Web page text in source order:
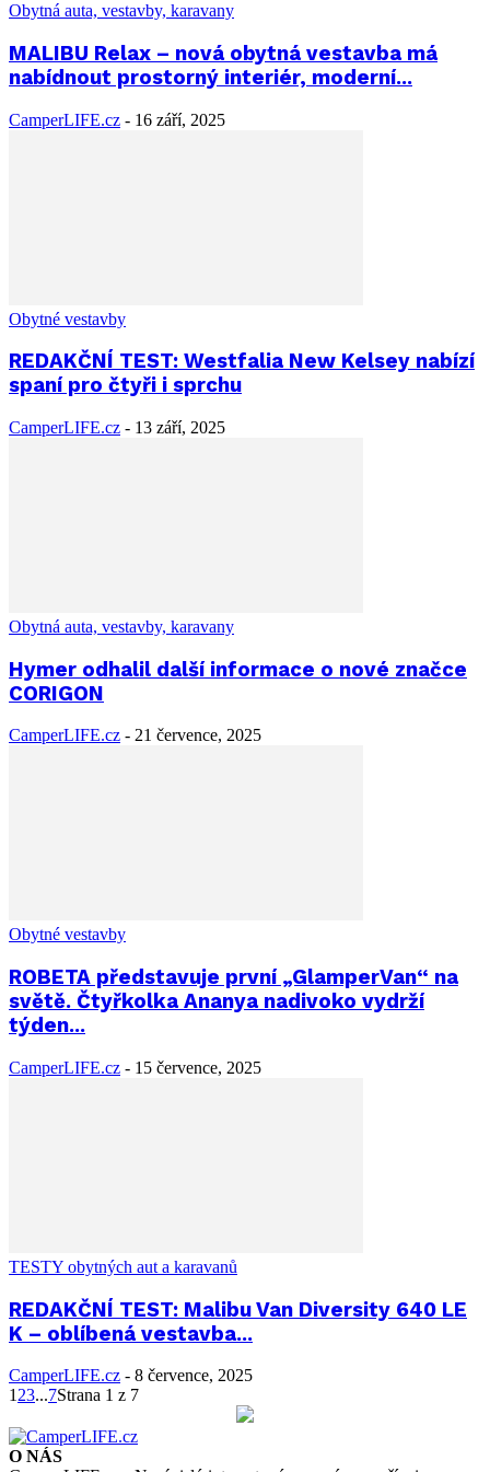
Obytná auta, vestavby, karavany
MALIBU Relax – nová obytná vestavba má
nabídnout prostorný interiér, moderní...
CamperLIFE.cz - 16 září, 2025
Obytné vestavby
REDAKČNÍ TEST: Westfalia New Kelsey nabízí
spaní pro čtyři i sprchu
CamperLIFE.cz - 13 září, 2025
Obytná auta, vestavby, karavany
Hymer odhalil další informace o nové značce
CORIGON
CamperLIFE.cz - 21 července, 2025
Obytné vestavby
ROBETA představuje první „GlamperVan“ na
světě. Čtyřkolka Ananya nadivoko vydrží
týden...
CamperLIFE.cz - 15 července, 2025
TESTY obytných aut a karavanů
REDAKČNÍ TEST: Malibu Van Diversity 640 LE
K – oblíbená vestavba...
CamperLIFE.cz - 8 července, 2025
1 23...7Strana 1 z 7
O NÁS